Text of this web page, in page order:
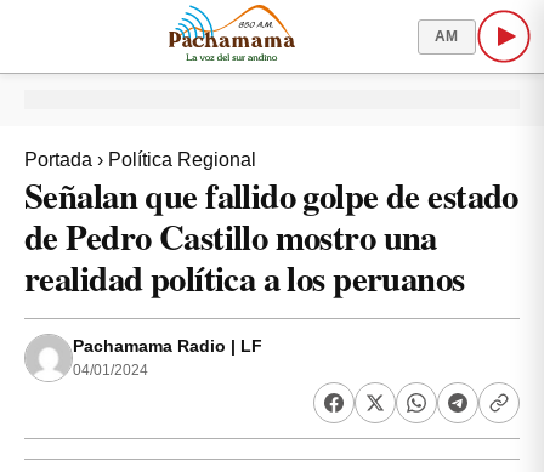
AM
Portada › Política Regional
Señalan que fallido golpe de estado
de Pedro Castillo mostro una
realidad política a los peruanos
Pachamama Radio | LF
04/01/2024